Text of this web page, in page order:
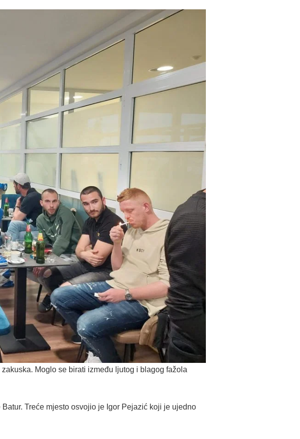
Moglo se birati između ljutog i blagog fažola
Treće mjesto osvojio je Igor Pejazić koji je ujedno